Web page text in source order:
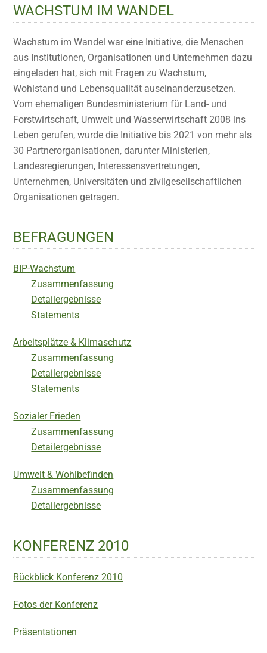
WACHSTUM IM WANDEL
Wachstum im Wandel war eine Initiative, die Menschen
aus Institutionen, Organisationen und Unternehmen dazu
eingeladen hat, sich mit Fragen zu Wachstum,
Wohlstand und Lebensqualität auseinanderzusetzen.
Vom ehemaligen Bundesministerium für Land- und
Forstwirtschaft, Umwelt und Wasserwirtschaft 2008 ins
Leben gerufen, wurde die Initiative bis 2021 von mehr als
30 Partnerorganisationen, darunter Ministerien,
Landesregierungen, Interessensvertretungen,
Unternehmen, Universitäten und zivilgesellschaftlichen
Organisationen getragen.
BEFRAGUNGEN
BIP-Wachstum
Zusammenfassung
Detailergebnisse
Statements
Arbeitsplätze & Klimaschutz
Zusammenfassung
Detailergebnisse
Statements
Sozialer Frieden
Zusammenfassung
Detailergebnisse
Umwelt & Wohlbefinden
Zusammenfassung
Detailergebnisse
KONFERENZ 2010
Rückblick Konferenz 2010
Fotos der Konferenz
Präsentationen